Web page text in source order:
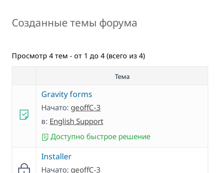
Созданные темы форума
Просмотр 4 тем - от 1 до 4 (всего из 4)
Тема
Gravity forms
Начато: geoffC-3
в: English Support
Доступно быстрое решение
Installer
Начато: geoffC-3